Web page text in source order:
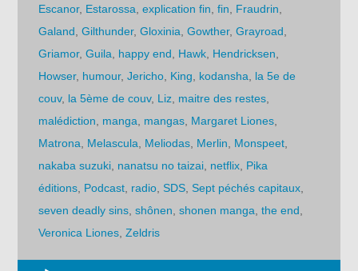
Escanor, Estarossa ,explication fin ,fin Fraudrin
Galand ,Gilthunder,Gloxinia ,Gowther,Grayroad
Griamor,Guila happy end Hawk Hendricksen
Howser, humour,Jericho King kodansha
la 5e de
couv, la 5ème de couv, Liz maitre des restes
malédiction
manga mangas Margaret Liones
Matrona
Melascula Meliodas Merlin Monspeet
nakaba suzuki nanatsu no taizai netflix Pika
éditions Podcast radio ,SDS ,Sept péchés capitaux
seven deadly sins ,shônen ,shonen manga ,the end
Veronica Liones ,Zeldris